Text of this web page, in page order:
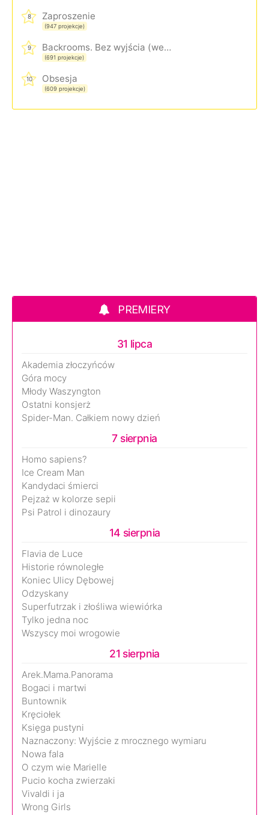
8 Zaproszenie
(947 projekcje)
9 Backrooms. Bez wyjścia (wersja rozszerzona)
(691 projekcje)
10 Obsesja
(609 projekcje)
PREMIERY
31 lipca
Akademia złoczyńców
Góra mocy
Młody Waszyngton
Ostatni konsjerż
Spider-Man. Całkiem nowy dzień
7 sierpnia
Homo sapiens?
Ice Cream Man
Kandydaci śmierci
Pejzaż w kolorze sepii
Psi Patrol i dinozaury
14 sierpnia
Flavia de Luce
Historie równoległe
Koniec Ulicy Dębowej
Odzyskany
Superfutrzak i złośliwa wiewiórka
Tylko jedna noc
Wszyscy moi wrogowie
21 sierpnia
Arek.Mama.Panorama
Bogaci i martwi
Buntownik
Kręciołek
Księga pustyni
Naznaczony: Wyjście z mrocznego wymiaru
Nowa fala
O czym wie Marielle
Pucio kocha zwierzaki
Vivaldi i ja
Wrong Girls